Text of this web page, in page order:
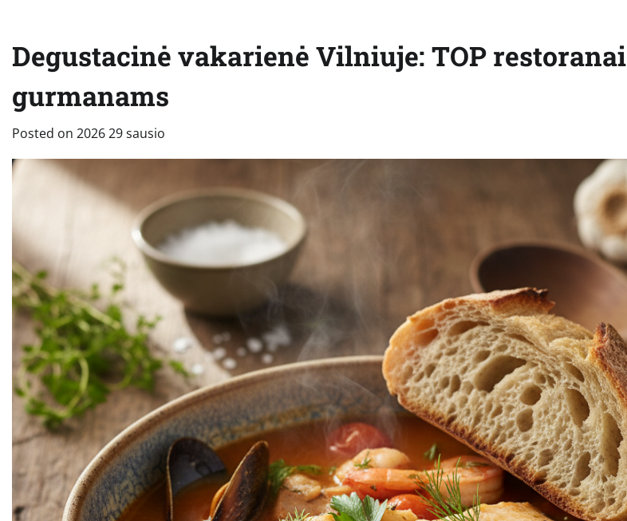
Degustacinė vakarienė Vilniuje: TOP restoranai
gurmanams
Posted on 2026 29 sausio